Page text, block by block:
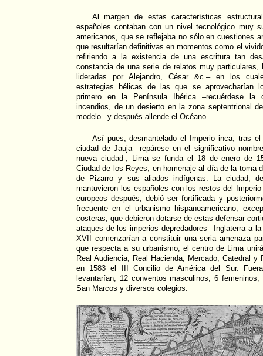
Al margen de estas características
españoles contaban con un nivel tecnológico muy
americanos, que se reflejaba no sólo en cuestiones
que resultarían definitivas en momentos como el
refiriendo a la existencia de una escritura tan
constancia de una serie de relatos muy
lideradas por Alejandro, César &c.– en los
estrategias bélicas de las que se aprovecharían
primero en la Península Ibérica –recuérdese la
incendios, de un desierto en la zona septentrional
modelo– y después allende el Océano.
Así pues, desmantelado el Imperio inca, tras
ciudad de Jauja –repárese en el significativo
nueva ciudad-, Lima se funda el 18 de enero de
Ciudad de los Reyes, en homenaje al día de la toma
de Pizarro y sus aliados indígenas. La ciudad,
mantuvieron los españoles con los restos del
europeos después, debió ser fortificada y
frecuente en el urbanismo hispanoamericano,
costeras, que debieron dotarse de estas defensar
ataques de los imperios depredadores –Inglaterra a
XVII comenzarían a constituir una seria amenaza
que respecta a su urbanismo, el centro de Lima
Real Audiencia, Real Hacienda, Mercado, Catedral y
en 1583 el III Concilio de América del Sur.
levantarían, 12 conventos masculinos, 6
San Marcos y diversos colegios.